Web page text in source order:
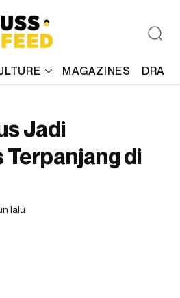
MAGAZINES
Jadi
Terpanjang di
lalu